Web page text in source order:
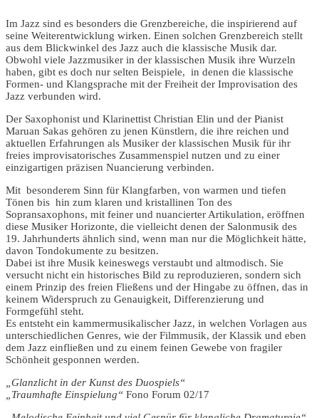
Im Jazz sind es besonders die Grenzbereiche, die inspirierend auf
seine Weiterentwicklung wirken. Einen solchen Grenzbereich stellt
aus dem Blickwinkel des Jazz auch die klassische Musik dar.
Obwohl viele Jazzmusiker in der klassischen Musik ihre Wurzeln
haben, gibt es doch nur selten Beispiele, in denen die klassische
Formen- und Klangsprache mit der Freiheit der Improvisation des
Jazz verbunden wird.
Der Saxophonist und Klarinettist Christian Elin und der Pianist
Maruan Sakas gehören zu jenen Künstlern, die ihre reichen und
aktuellen Erfahrungen als Musiker der klassischen Musik für ihr
freies improvisatorisches Zusammenspiel nutzen und zu einer
einzigartigen präzisen Nuancierung verbinden.
Mit besonderem Sinn für Klangfarben, von warmen und tiefen
Tönen bis hin zum klaren und kristallinen Ton des
Sopransaxophons, mit feiner und nuancierter Artikulation, eröffnen
diese Musiker Horizonte, die vielleicht denen der Salonmusik des
19. Jahrhunderts ähnlich sind, wenn man nur die Möglichkeit hätte,
davon Tondokumente zu besitzen.
Dabei ist ihre Musik keineswegs verstaubt und altmodisch. Sie
versucht nicht ein historisches Bild zu reproduzieren, sondern sich
einem Prinzip des freien Fließens und der Hingabe zu öffnen, das in
keinem Widerspruch zu Genauigkeit, Differenzierung und
Formgefühl steht.
Es entsteht ein kammermusikalischer Jazz, in welchen Vorlagen aus
unterschiedlichen Genres, wie der Filmmusik, der Klassik und eben
dem Jazz einfließen und zu einem feinen Gewebe von fragiler
Schönheit gesponnen werden.
„Glanzlicht in der Kunst des Duospiels“
„Traumhafte Einspielung“ Fono Forum 02/17